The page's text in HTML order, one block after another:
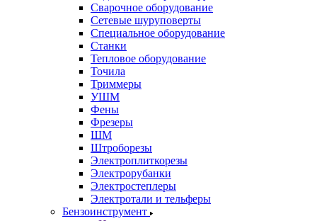
Сварочное оборудование
Сетевые шуруповерты
Специальное оборудование
Станки
Тепловое оборудование
Точила
Триммеры
УШМ
Фены
Фрезеры
ШМ
Штроборезы
Электроплиткорезы
Электрорубанки
Электростеплеры
Электротали и тельферы
Бензоинструмент